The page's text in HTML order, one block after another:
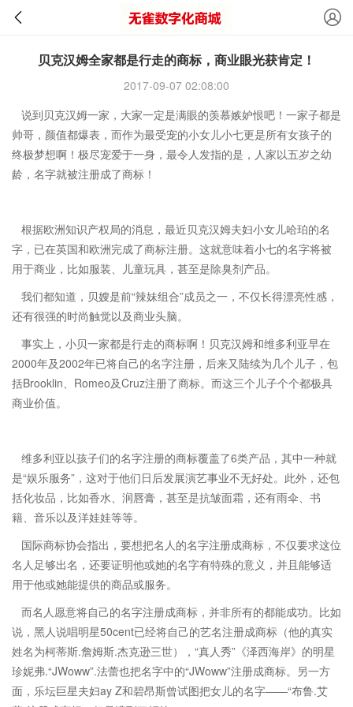
贝克汉姆全家都是行走的商标，商业眼光获肯定！
2017-09-07 02:08:00
说到贝克汉姆一家，大家一定是满眼的羡慕嫉妒恨吧！一家子都是
帅哥，颜值都爆表，而作为最受宠的小女儿小七更是所有女孩子的
终极梦想啊！极尽宠爱于一身，最令人发指的是，人家以五岁之幼
龄，名字就被注册成了商标！
根据欧洲知识产权局的消息，最近贝克汉姆夫妇小女儿哈珀的名
字，已在英国和欧洲完成了商标注册。这就意味着小七的名字将被
用于商业，比如服装、儿童玩具，甚至是除臭剂产品。
我们都知道，贝嫂是前“辣妹组合”成员之一，不仅长得漂亮性感，
还有很强的时尚触觉以及商业头脑。
事实上，小贝一家都是行走的商标啊！贝克汉姆和维多利亚早在
2000年及2002年已将自己的名字注册，后来又陆续为几个儿子，包
括Brooklin、Romeo及Cruz注册了商标。而这三个儿子个个都极具
商业价值。
维多利亚以孩子们的名字注册的商标覆盖了6类产品，其中一种就
是“娱乐服务”，这对于他们日后发展演艺事业不无好处。此外，还包
括化妆品，比如香水、润唇膏，甚至是抗皱面霜，还有雨伞、书
籍、音乐以及洋娃娃等等。
国际商标协会指出，要想把名人的名字注册成商标，不仅要求这位
名人足够出名，还要证明他或她的名字有特殊的意义，并且能够适
用于他或她能提供的商品或服务。
而名人愿意将自己的名字注册成商标，并非所有的都能成功。比如
说，黑人说唱明星50cent已经将自己的艺名注册成商标（他的真实
姓名为柯蒂斯.詹姆斯.杰克逊三世），“真人秀”《泽西海岸》的明星
珍妮弗.“JWoww”.法蕾也把名字中的“JWoww”注册成商标。另一方
面，乐坛巨星夫妇ay Z和碧昂斯曾试图把女儿的名字——“布鲁.艾